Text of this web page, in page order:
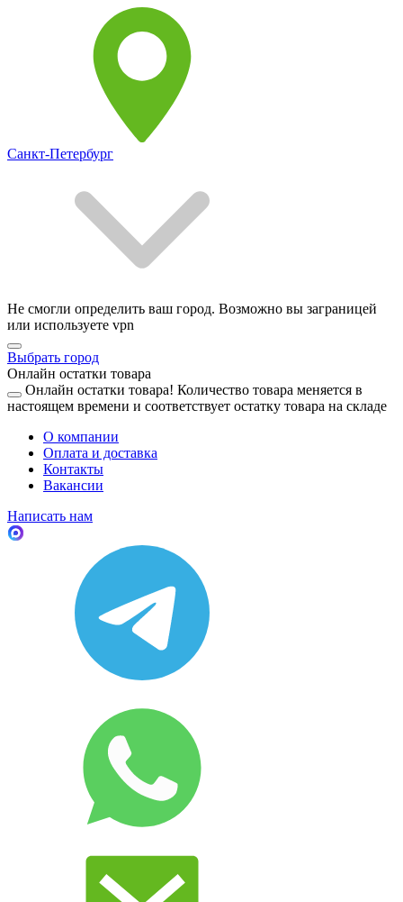
Санкт-Петербург
Не смогли определить ваш город. Возможно вы заграницей
или используете vpn
Выбрать город
Онлайн остатки товара
Онлайн остатки товара! Количество товара меняется в
настоящем времени и соответствует остатку товара на складе
О компании
Оплата и доставка
Контакты
Вакансии
Написать нам